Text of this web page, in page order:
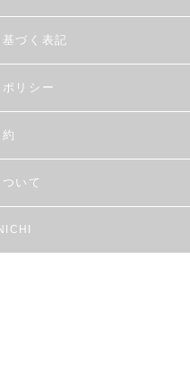
づく表記
リシー
いて